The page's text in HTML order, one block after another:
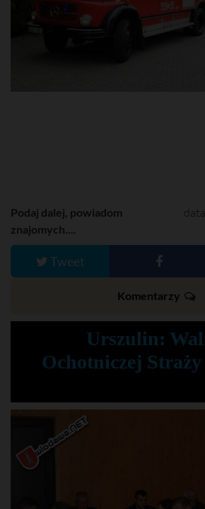
Podaj dalej, powiadom
znajomych....
Tweet
Komentarzy
Urszulin:
Ochotniczej